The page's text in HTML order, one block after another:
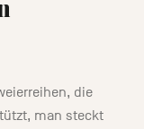
die
man steckt